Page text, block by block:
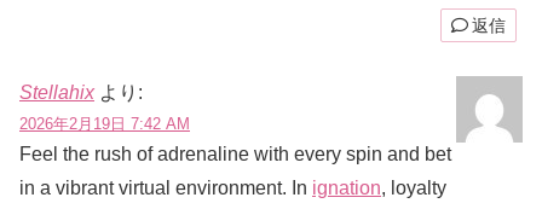
返信
Stellahix より:
2026年2月19日 7:42 AM
Feel the rush of adrenaline with every spin and bet
in a vibrant virtual environment. In ignation, loyalty